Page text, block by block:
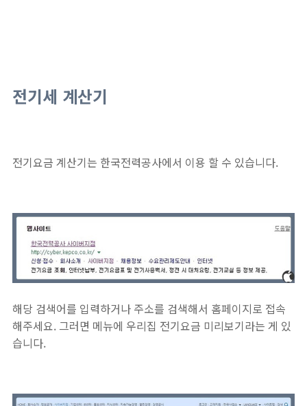
전기세 계산기
전기요금 계산기는 한국전력공사에서 이용 할 수 있습니다.
해당 검색어를 입력하거나 주소를 검색해서 홈페이지로 접속
해주세요. 그러면 메뉴에 우리집 전기요금 미리보기라는 게 있
습니다.